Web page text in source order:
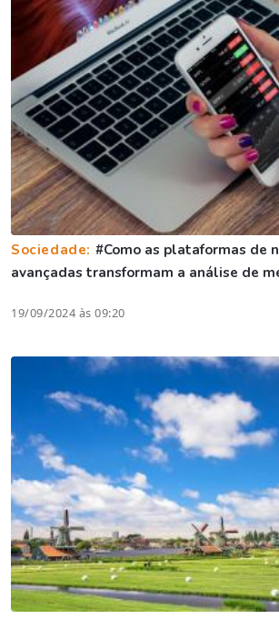
Sociedade: #Como as plataformas de
avançadas transformam a análise de
19/09/2024 às 09:20